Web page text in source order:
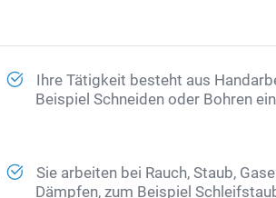
Ihre Tätigkeit besteht aus
Beispiel Schneiden oder Bohren
Sie arbeiten bei Rauch, Staub,
Dämpfen, zum Beispiel